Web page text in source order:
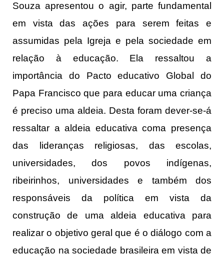
Souza apresentou o agir, parte fundamental
em vista das ações para serem feitas e
assumidas pela Igreja e pela sociedade em
relação à educação. Ela ressaltou a
importância do Pacto educativo Global do
Papa Francisco que para educar uma criança
é preciso uma aldeia. Desta foram dever-se-á
ressaltar a aldeia educativa coma presença
das lideranças religiosas, das escolas,
universidades, dos povos indígenas,
ribeirinhos, universidades e também dos
responsáveis da política em vista da
construção de uma aldeia educativa para
realizar o objetivo geral que é o diálogo com a
educação na sociedade brasileira em vista de